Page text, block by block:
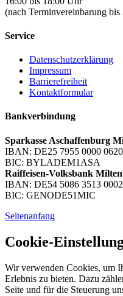
(nach Terminvereinbarung
Service
Datenschutzerklärung
Impressum
Barrierefreiheit
Kontaktformular
Bankverbindung
Sparkasse Aschaffenburg
IBAN: DE25 7955 0000
BIC: BYLADEM1ASA
Raiffeisen-Volksbank
IBAN: DE54 5086 3513
BIC: GENODE51MIC
Seitenanfang
Cookie-
Wir verwenden Cookies, um
Erlebnis zu bieten. Dazu
Seite und für die Steuerung